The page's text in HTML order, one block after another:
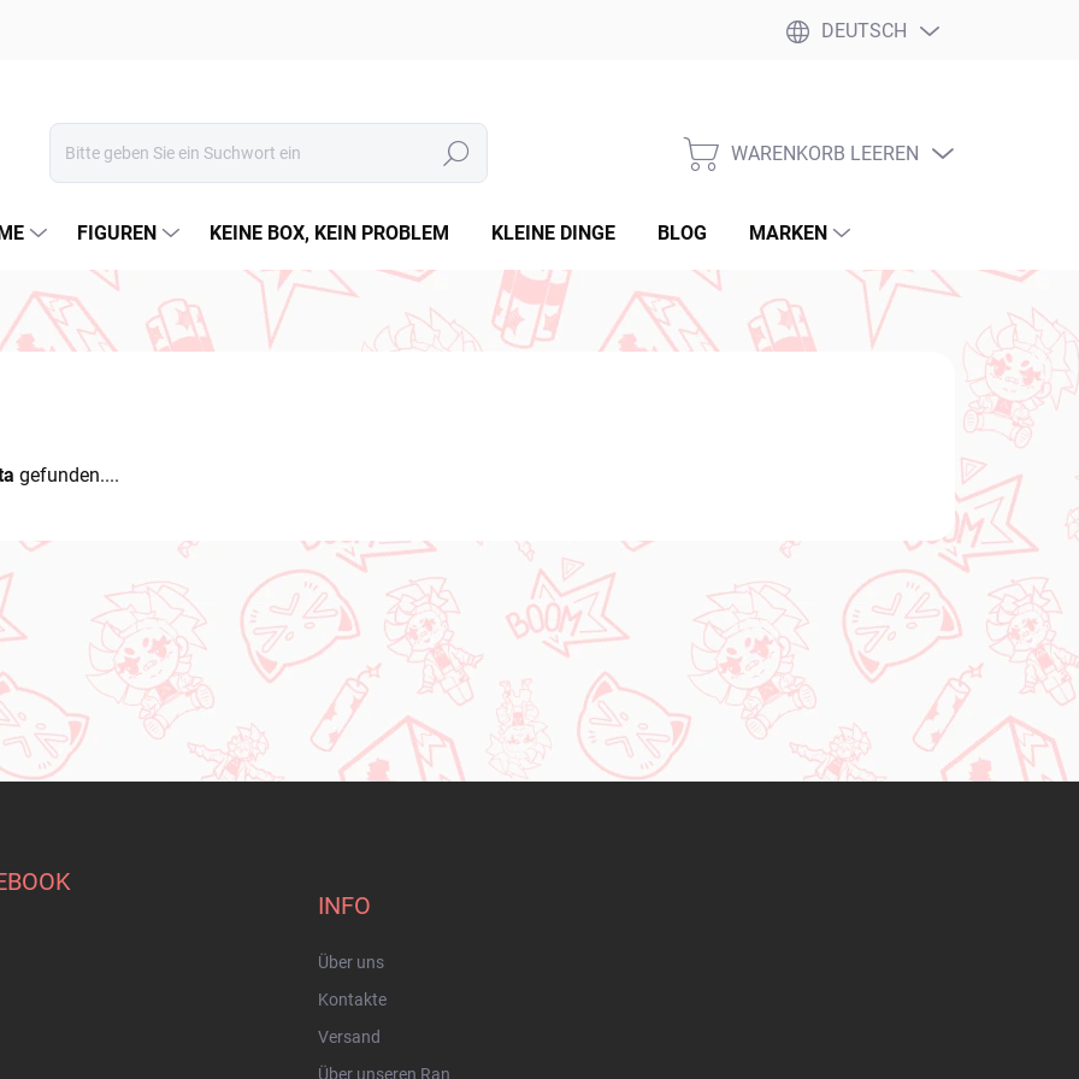
DEUTSCH
Suchen WARENKORB
WARENKORB LEEREN
FIGUREN KEINE BOX, KEIN PROBLEM KLEINE DINGE BLOG MARKEN
gefunden....
INFO
Über uns
Kontakte
Versand
Über unseren Ran